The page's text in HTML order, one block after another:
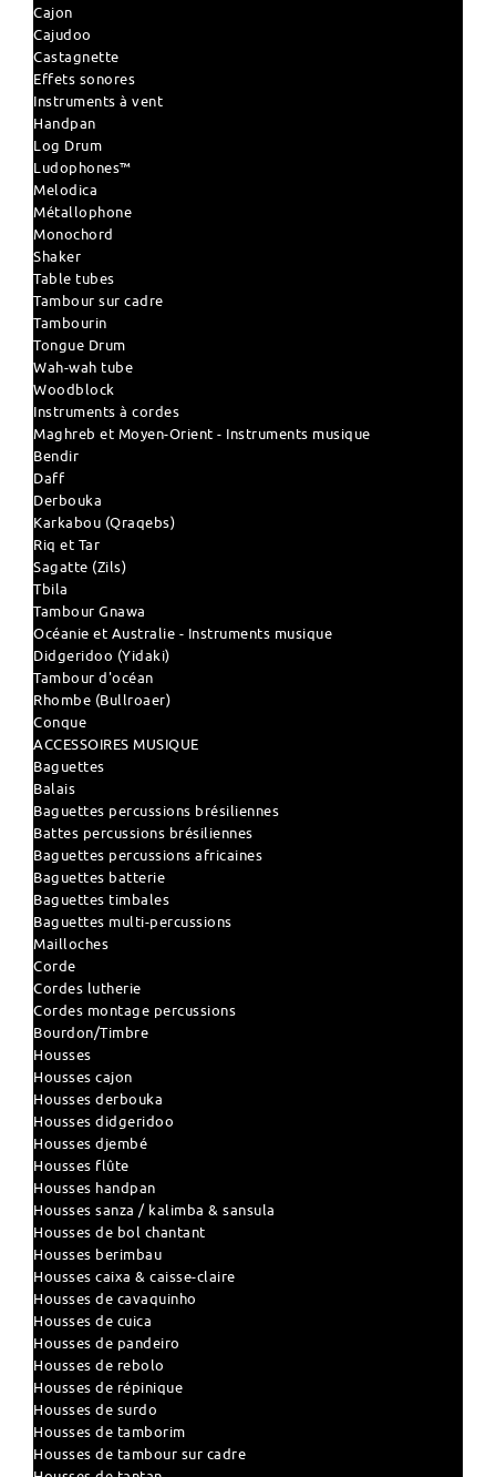
Cajon
Cajudoo
Castagnette
Effets sonores
Instruments à vent
Handpan
Log Drum
Ludophones™
Melodica
Métallophone
Monochord
Shaker
Table tubes
Tambour sur cadre
Tambourin
Tongue Drum
Wah-wah tube
Woodblock
Instruments à cordes
Maghreb et Moyen-Orient - Instruments musique
Bendir
Daff
Derbouka
Karkabou (Qraqebs)
Riq et Tar
Sagatte (Zils)
Tbila
Tambour Gnawa
Océanie et Australie - Instruments musique
Didgeridoo (Yidaki)
Tambour d'océan
Rhombe (Bullroaer)
Conque
ACCESSOIRES MUSIQUE
Baguettes
Balais
Baguettes percussions brésiliennes
Battes percussions brésiliennes
Baguettes percussions africaines
Baguettes batterie
Baguettes timbales
Baguettes multi-percussions
Mailloches
Corde
Cordes lutherie
Cordes montage percussions
Bourdon/Timbre
Housses
Housses cajon
Housses derbouka
Housses didgeridoo
Housses djembé
Housses flûte
Housses handpan
Housses sanza / kalimba & sansula
Housses de bol chantant
Housses berimbau
Housses caixa & caisse-claire
Housses de cavaquinho
Housses de cuica
Housses de pandeiro
Housses de rebolo
Housses de répinique
Housses de surdo
Housses de tamborim
Housses de tambour sur cadre